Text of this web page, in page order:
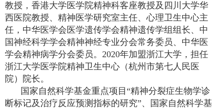
教授 ， 香港大学医学院精神科客座教授及 四川大学华
西医院教授、精神医学研究室主任、心理卫生中心主
任，中华医学会医学遗传学会精神遗传学组组长、中
国神经科学学会精神神经专业分会常务委员、中华医
学会精神病学分会委员。 2020年加盟浙江大学 ， 担任
浙江大学医学院精神卫生中心 （杭州市第七人民医
院） 院长。
国家自然科学基金重点项目“精神分裂症生物学诊
断标记及治疗反应预测指标的研究”、
国家自然科学基